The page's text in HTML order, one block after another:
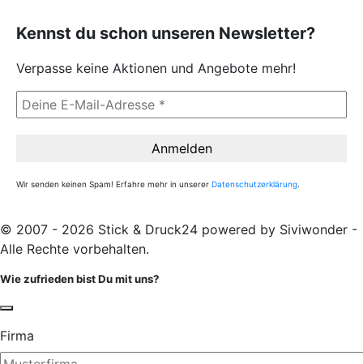
Kennst du schon unseren Newsletter?
Verpasse keine Aktionen und Angebote mehr!
Wir senden keinen Spam! Erfahre mehr in unserer Datenschutzerklärung.
© 2007 - 2026 Stick & Druck24 powered by Siviwonder -
Alle Rechte vorbehalten.
Wie zufrieden bist Du mit uns?
Firma